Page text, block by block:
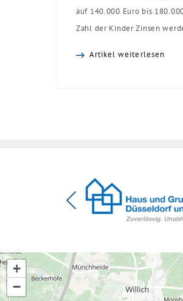
auf 140.000 Euro bis
Zahl der Kinder Zinsen
Artikel weiterlesen
+
−